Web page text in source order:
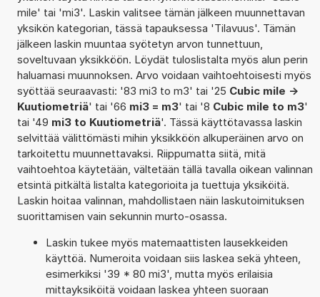
mile' tai 'mi3'. Laskin valitsee tämän jälkeen muunnettavan
yksikön kategorian, tässä tapauksessa 'Tilavuus'. Tämän
jälkeen laskin muuntaa syötetyn arvon tunnettuun,
soveltuvaan yksikköön. Löydät tuloslistalta myös alun perin
haluamasi muunnoksen. Arvo voidaan vaihtoehtoisesti myös
syöttää seuraavasti: '83 mi3 to m3' tai '25 Cubic mile ->
Kuutiometriä' tai '66 mi3 = m3' tai '8 Cubic mile to m3'
tai '49 mi3 to Kuutiometriä'. Tässä käyttötavassa laskin
selvittää välittömästi mihin yksikköön alkuperäinen arvo on
tarkoitettu muunnettavaksi. Riippumatta siitä, mitä
vaihtoehtoa käytetään, vältetään tällä tavalla oikean valinnan
etsintä pitkältä listalta kategorioita ja tuettuja yksiköitä.
Laskin hoitaa valinnan, mahdollistaen näin laskutoimituksen
suorittamisen vain sekunnin murto-osassa.
Laskin tukee myös matemaattisten lausekkeiden
käyttöä. Numeroita voidaan siis laskea sekä yhteen,
esimerkiksi '39 * 80 mi3', mutta myös erilaisia
mittayksiköitä voidaan laskea yhteen suoraan